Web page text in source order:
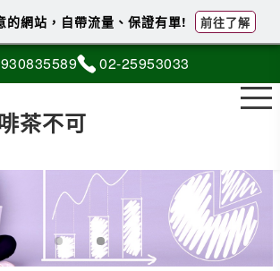
835589 02-25953033
茶不可
的網站，自帶流量、保證有單! 前往了解